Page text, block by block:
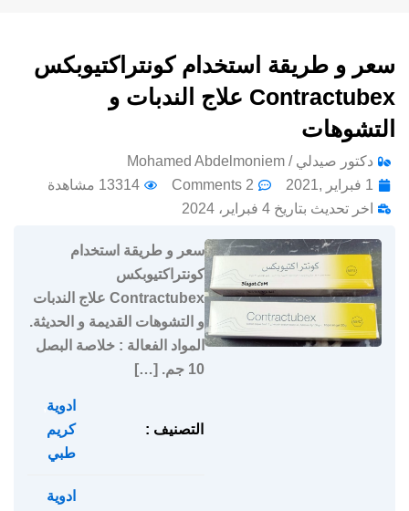
سعر و طريقة استخدام كونتراكتيوبكس
Contractubex علاج الندبات و
التشوهات
دكتور صيدلي / Mohamed Abdelmoniem
1 فبراير ,2021
2 Comments
13314 مشاهدة
اخر تحديث بتاريخ 4 فبراير، 2024
سعر و طريقة استخدام
كونتراكتيوبكس
Contractubex علاج الندبات
و التشوهات القديمة و الحديثة.
المواد الفعالة : خلاصة البصل
10 جم. […]
التصنيف :
ادوية
كريم
طبي
ادوية